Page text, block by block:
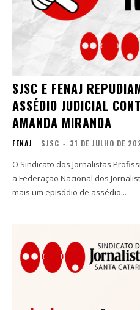
SJSC E FENAJ
ASSÉDIO JUDICIAL
AMANDA MIRANDA
FENAJ SJSC - 31 DE JULHO DE
O Sindicato dos Jornalistas
a Federação Nacional dos
mais um episódio de assédio...